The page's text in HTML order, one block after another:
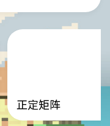
正定矩阵